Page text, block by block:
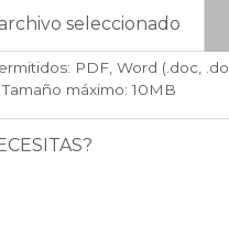
PDF, Word (.doc,
Tamaño máximo: 10MB